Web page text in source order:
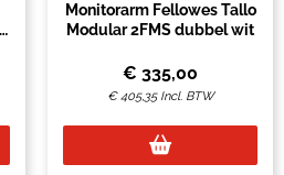
Monitorarm Fellowes Tallo
Modular 2FMS dubbel wit
€ 335,00
€405,35 Incl. BTW